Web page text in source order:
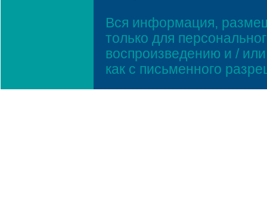
Вся информация,
только для
воспроизведению и /
как с письменного